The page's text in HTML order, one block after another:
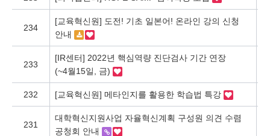
234
[교육혁신원] 도전! 기초 일본어! 온라인 강의 신청
안내
233
[IR센터] 2022년 핵심역량 진단검사 기간 연장
(~4월15일, 금)
232 [교육혁신원] 메타인지를 활용한 학습법 특강
231
대학혁신지원사업 자율혁신계획 구성원 의견 수렴
공청회 안내